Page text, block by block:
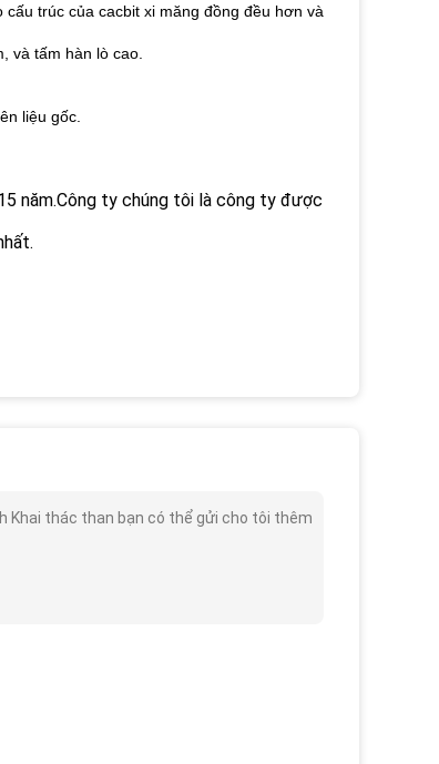
trúc của cacbit xi măng đồng đều hơn và
và tấm hàn lò cao.
liệu gốc.
năm.Công ty chúng tôi là công ty được
Khai thác than bạn có thể gửi cho tôi thêm